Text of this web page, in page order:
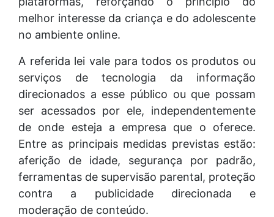
melhor interesse da criança e do adolescente
no ambiente online.
A referida lei vale para todos os produtos ou
serviços de tecnologia da informação
direcionados a esse público ou que possam
ser acessados por ele, independentemente
de onde esteja a empresa que o oferece.
Entre as principais medidas previstas estão:
aferição de idade, segurança por padrão,
ferramentas de supervisão parental, proteção
contra a publicidade direcionada e
moderação de conteúdo.